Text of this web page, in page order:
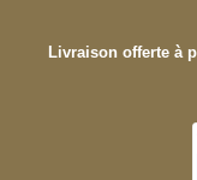
Livraison offerte à